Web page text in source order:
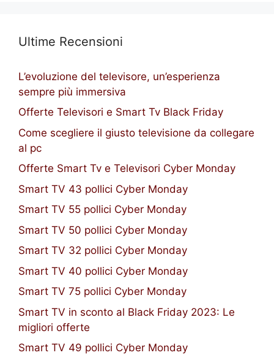
Ultime Recensioni
L’evoluzione del televisore, un’esperienza
sempre più immersiva
Offerte Televisori e Smart Tv Black Friday
Come scegliere il giusto televisione da collegare
al pc
Offerte Smart Tv e Televisori Cyber Monday
Smart TV 43 pollici Cyber Monday
Smart TV 55 pollici Cyber Monday
Smart TV 50 pollici Cyber Monday
Smart TV 32 pollici Cyber Monday
Smart TV 40 pollici Cyber Monday
Smart TV 75 pollici Cyber Monday
Smart TV in sconto al Black Friday 2023: Le
migliori offerte
Smart TV 49 pollici Cyber Monday